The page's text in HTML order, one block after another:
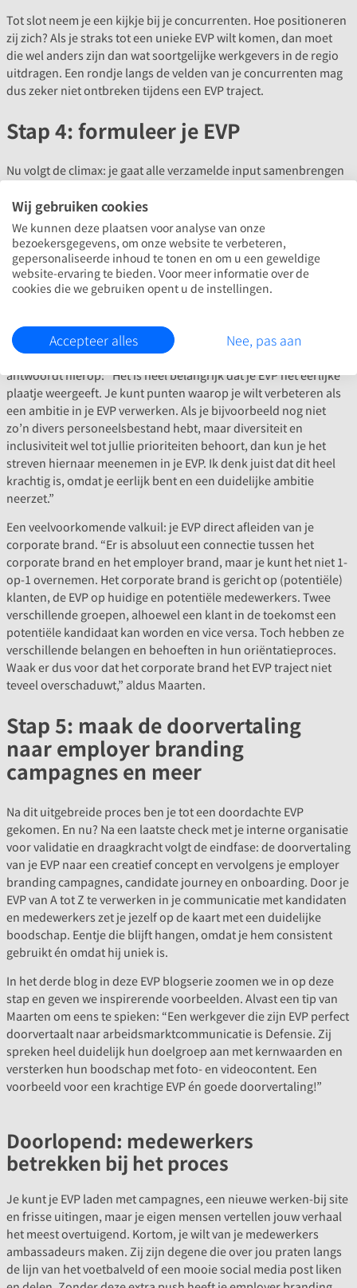
Tot slot neem je een kijkje bij je concurrenten. Hoe positioneren
zij zich? Als je straks tot een unieke EVP wilt komen, dan moet
die wel anders zijn dan wat soortgelijke werkgevers in de regio
uitdragen. Een rondje langs de velden van je concurrenten mag
dus zeker niet ontbreken tijdens een EVP traject.
Stap 4: formuleer je EVP
Nu volgt de climax: je gaat alle verzamelde input samenbrengen
zorgvuldig hebt uitgevoerd, dan kom je tot een EVP die
onderscheidend is, voor 80% uit realiteit en 20% uit ambitie
bestaat en leeft bij je medewerkers. Wees vooral heel scherp met
elkaar op die unieke factoren. Durf te kiezen. Je EVP mag
absoluut geen 13 in een dozijn verhaal worden, daarmee ga je
de war for talent niet winnen.
voren komen? Of met onderwerpen die je doelgroep hoog op de
agenda zet, maar waar je nog niet in uitblinkt? Maarten
antwoordt hierop: “Het is heel belangrijk dat je EVP het eerlijke
plaatje weergeeft. Je kunt punten waarop je wilt verbeteren als
een ambitie in je EVP verwerken. Als je bijvoorbeeld nog niet
zo’n divers personeelsbestand hebt, maar diversiteit en
inclusiviteit wel tot jullie prioriteiten behoort, dan kun je het
streven hiernaar meenemen in je EVP. Ik denk juist dat dit heel
krachtig is, omdat je eerlijk bent en een duidelijke ambitie
neerzet.”
Een veelvoorkomende valkuil: je EVP direct afleiden van je
corporate brand. “Er is absoluut een connectie tussen het
corporate brand en het employer brand, maar je kunt het niet 1-
op-1 overnemen. Het corporate brand is gericht op (potentiële)
klanten, de EVP op huidige en potentiële medewerkers. Twee
verschillende groepen, alhoewel een klant in de toekomst een
potentiële kandidaat kan worden en vice versa. Toch hebben ze
verschillende belangen en behoeften in hun oriëntatieproces.
Waak er dus voor dat het corporate brand het EVP traject niet
teveel overschaduwt,” aldus Maarten.
Stap 5: maak de doorvertaling
naar employer branding
campagnes en meer
Na dit uitgebreide proces ben je tot een doordachte EVP
gekomen. En nu? Na een laatste check met je interne organisatie
voor validatie en draagkracht volgt de eindfase: de doorvertaling
van je EVP naar een creatief concept en vervolgens je employer
branding campagnes, candidate journey en onboarding. Door je
EVP van A tot Z te verwerken in je communicatie met kandidaten
en medewerkers zet je jezelf op de kaart met een duidelijke
boodschap. Eentje die blijft hangen, omdat je hem consistent
gebruikt én omdat hij uniek is.
In het derde blog in deze EVP blogserie zoomen we in op deze
stap en geven we inspirerende voorbeelden. Alvast een tip van
Maarten om eens te spieken: “Een werkgever die zijn EVP perfect
doorvertaalt naar arbeidsmarktcommunicatie is Defensie. Zij
spreken heel duidelijk hun doelgroep aan met kernwaarden en
versterken hun boodschap met foto- en videocontent. Een
voorbeeld voor een krachtige EVP én goede doorvertaling!”
Doorlopend: medewerkers
betrekken bij het proces
Je kunt je EVP laden met campagnes, een nieuwe werken-bij site
en frisse uitingen, maar je eigen mensen vertellen jouw verhaal
het meest overtuigend. Kortom, je wilt van je medewerkers
ambassadeurs maken. Zij zijn degene die over jou praten langs
de lijn van het voetbalveld of een mooie social media post liken
Wij gebruiken cookies
We kunnen deze plaatsen voor analyse van onze
bezoekersgegevens, om onze website te verbeteren,
gepersonaliseerde inhoud te tonen en om u een geweldige
website-ervaring te bieden. Voor meer informatie over de
cookies die we gebruiken opent u de instellingen.
Accepteer alles Nee, pas aan